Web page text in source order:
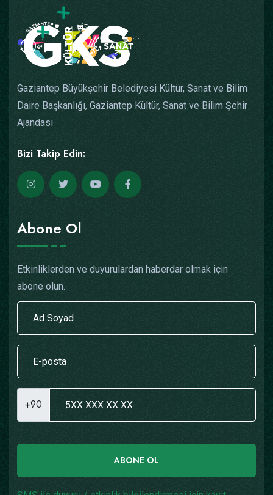
Gaziantep Büyükşehir Belediyesi Kültür, Sanat ve Bilim
Daire Başkanlığı, Gaziantep Kültür, Sanat ve Bilim Şehir
Ajandası
Bizi Takip Edin:
Abone Ol
Etkinliklerden ve duyurulardan haberdar olmak için
abone olun.
+90
ABONE OL